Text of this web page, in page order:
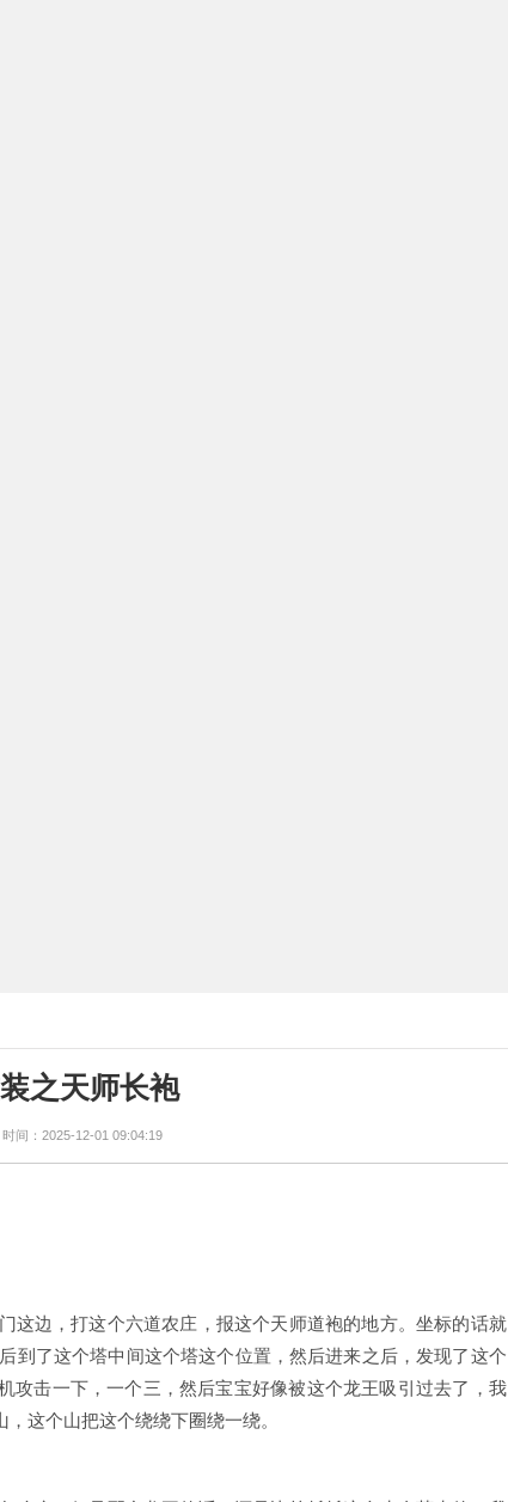
之天师长袍
时间：2025-12-01 09:04:19
边，打这个六道农庄，报这个天师道袍的地方。坐标的话就
到了这个塔中间这个塔这个位置，然后进来之后，发现了这个
攻击一下，一个三，然后宝宝好像被这个龙王吸引过去了，我
这个山把这个绕绕下圈绕一绕。